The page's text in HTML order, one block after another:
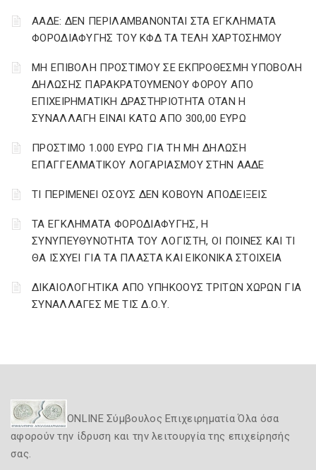
ΑΑΔΕ: ΔΕΝ ΠΕΡΙΛΑΜΒΑΝΟΝΤΑΙ ΣΤΑ ΕΓΚΛΗΜΑΤΑ
ΦΟΡΟΔΙΑΦΥΓΗΣ ΤΟΥ ΚΦΔ ΤΑ ΤΕΛΗ ΧΑΡΤΟΣΗΜΟΥ
ΜΗ ΕΠΙΒΟΛΗ ΠΡΟΣΤΙΜΟΥ ΣΕ ΕΚΠΡΟΘΕΣΜΗ ΥΠΟΒΟΛΗ
ΔΗΛΩΣΗΣ ΠΑΡΑΚΡΑΤΟΥΜΕΝΟΥ ΦΟΡΟΥ ΑΠΟ
ΕΠΙΧΕΙΡΗΜΑΤΙΚΗ ΔΡΑΣΤΗΡΙΟΤΗΤΑ ΟΤΑΝ Η
ΣΥΝΑΛΛΑΓΗ ΕΙΝΑΙ ΚΑΤΩ ΑΠΟ 300,00 ΕΥΡΩ
ΠΡΟΣΤΙΜΟ 1.000 ΕΥΡΩ ΓΙΑ ΤΗ ΜΗ ΔΗΛΩΣΗ
ΕΠΑΓΓΕΛΜΑΤΙΚΟΥ ΛΟΓΑΡΙΑΣΜΟΥ ΣΤΗΝ ΑΑΔΕ
ΤΙ ΠΕΡΙΜΕΝΕΙ ΟΣΟΥΣ ΔΕΝ ΚΟΒΟΥΝ ΑΠΟΔΕΙΞΕΙΣ
ΤΑ ΕΓΚΛΗΜΑΤΑ ΦΟΡΟΔΙΑΦΥΓΗΣ, Η
ΣΥΝΥΠΕΥΘΥΝΟΤΗΤΑ ΤΟΥ ΛΟΓΙΣΤΗ, ΟΙ ΠΟΙΝΕΣ ΚΑΙ ΤΙ
ΘΑ ΙΣΧΥΕΙ ΓΙΑ ΤΑ ΠΛΑΣΤΑ ΚΑΙ ΕΙΚΟΝΙΚΑ ΣΤΟΙΧΕΙΑ
ΔΙΚΑΙΟΛΟΓΗΤΙΚΑ ΑΠΟ ΥΠΗΚΟΟΥΣ ΤΡΙΤΩΝ ΧΩΡΩΝ ΓΙΑ
ΣΥΝΑΛΛΑΓΕΣ ΜΕ ΤΙΣ Δ.Ο.Υ.
ONLINE Σύμβουλος Επιχειρηματία Όλα όσα
αφορούν την ίδρυση και την λειτουργία της επιχείρησής
σας.